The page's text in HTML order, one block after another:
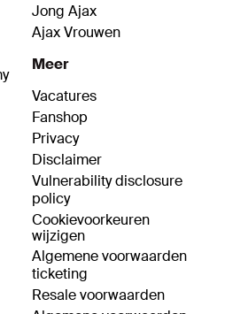
Jong Ajax
Ajax Vrouwen
Meer
Vacatures
Fanshop
Privacy
Disclaimer
Vulnerability disclosure
policy
Cookievoorkeuren
wijzigen
Algemene voorwaarden
ticketing
Resale voorwaarden